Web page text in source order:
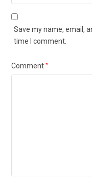
Save my name, email,
time I comment.
Comment*